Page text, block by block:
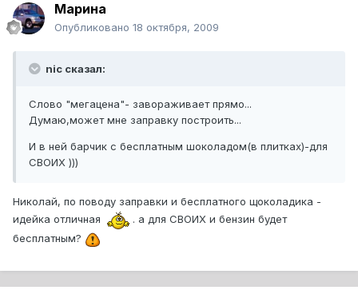
Марина
Опубликовано 18 октября, 2009
nic сказал:
Слово "мегацена"- завораживает прямо...
Думаю,может мне заправку построить...
И в ней барчик с бесплатным шоколадом(в плитках)-для
СВОИХ )))
Николай, по поводу заправки и бесплатного щоколадика -
идейка отличная
. а для СВОИХ и бензин будет
бесплатным?